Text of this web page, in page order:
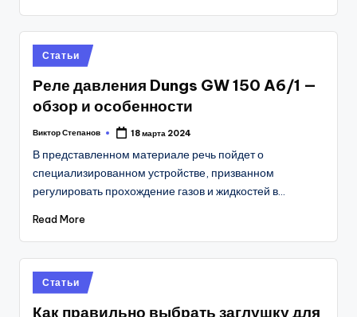
Posted
in
Статьи
Реле давления Dungs GW 150 A6/1 —
обзор и особенности
Posted
Виктор Степанов 18 марта 2024
В представленном материале речь пойдет о
специализированном устройстве, призванном
регулировать прохождение газов и жидкостей в…
Read More
Posted
in
Статьи
Как правильно выбрать заглушку для